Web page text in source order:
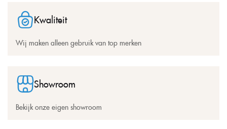
Kwaliteit
Wij maken alleen gebruik van top merken
Showroom
Bekijk onze eigen showroom